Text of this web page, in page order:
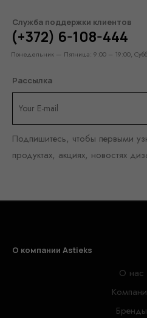
Служба поддержки клиентов
(+372) 6-108-444
Понедельник — Пятница: 9:00 – 19:00,
Рассылка
Подпишитесь, чтобы первыми
продуктах, акциях, новостях
О компании Astieks
О нас
Бренды